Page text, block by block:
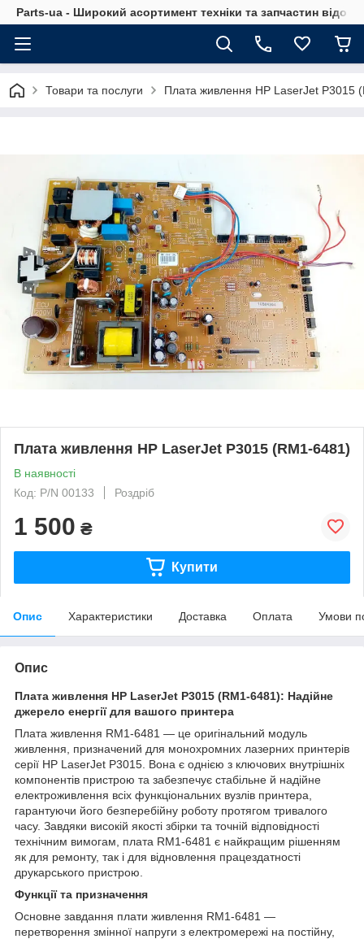
Parts-ua - Широкий асортимент техніки та запчастин
Товари та послуги Плата живлення HP LaserJet P3015
Плата живлення HP LaserJet P3015 (RM1-6481)
В наявності
Код: P/N 00133
Роздріб
1 500 ₴
Купити
Опис Характеристики Доставка Оплата Умови
Опис
Плата живлення HP LaserJet P3015 (RM1-6481): Надійне
джерело енергії для вашого принтера
Плата живлення RM1-6481 — це оригінальний модуль
живлення, призначений для монохромних лазерних принтерів
серії HP LaserJet P3015. Вона є однією з ключових внутрішніх
компонентів пристрою та забезпечує стабільне й надійне
електроживлення всіх функціональних вузлів принтера,
гарантуючи його безперебійну роботу протягом тривалого
часу. Завдяки високій якості збірки та точній відповідності
технічним вимогам, плата RM1-6481 є найкращим рішенням
як для ремонту, так і для відновлення працездатності
друкарського пристрою.
Функції та призначення
Основне завдання плати живлення RM1-6481 —
перетворення змінної напруги з електромережі на постійну,